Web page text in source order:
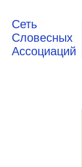
Сеть
Словесных
Ассоциаций